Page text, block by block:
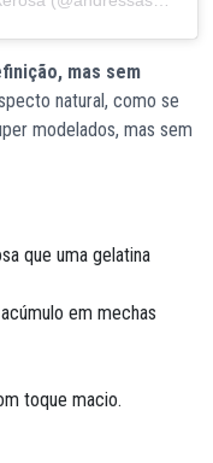
mas sem
natural, como se
modelados, mas sem
que uma gelatina
em mechas
toque macio.